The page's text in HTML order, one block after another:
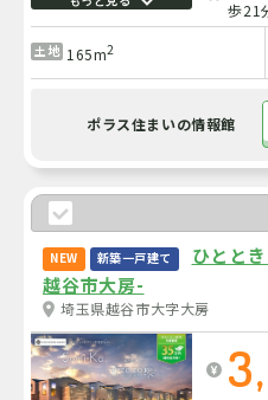
歩21
土地 165m2
ポラス住まいの情報館
NEW 新築一戸建て
ひとと
越谷市大房-
埼玉県越谷市大字大房